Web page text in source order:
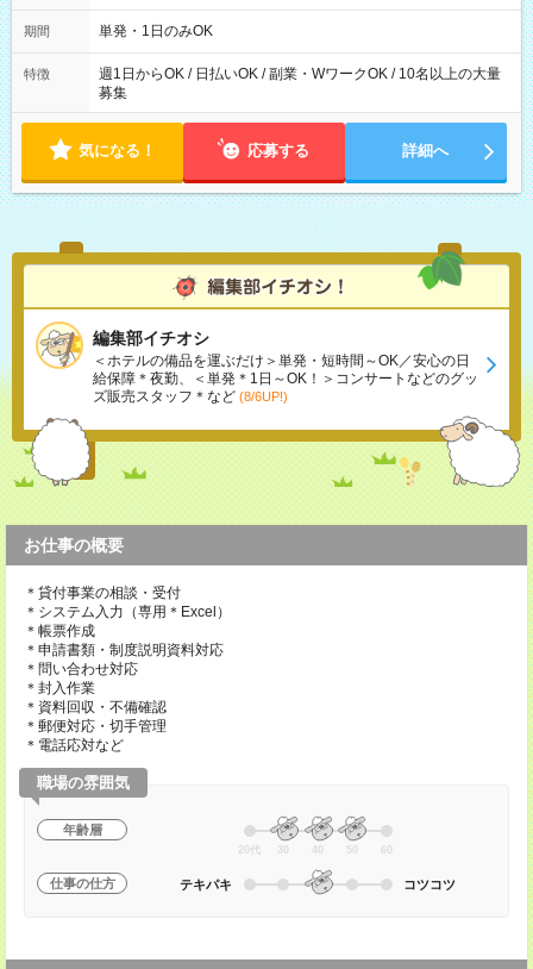
～21：00
期間 単発・1日のみOK
特徴
週1日からOK / 日払いOK / 副業・WワークOK / 10名以上の大量
募集
気になる！ 応募する 詳細へ
編集部イチオシ
＜ホテルの備品を運ぶだけ＞単発・短時間～OK／安心の日
給保障＊夜勤、＜単発＊1日～OK！＞コンサートなどのグッ
ズ販売スタッフ＊など (8/6UP!)
お仕事の概要
＊貸付事業の相談・受付
＊システム入力（専用＊Excel）
＊帳票作成
＊申請書類・制度説明資料対応
＊問い合わせ対応
＊封入作業
＊資料回収・不備確認
＊郵便対応・切手管理
＊電話応対など
職場の雰囲気
年齢層
20代 30 40 50 60
仕事の仕方 テキパキ コツコツ